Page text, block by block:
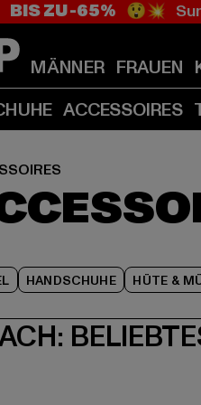
BIS ZU -65% 😲💥
MÄNNER FRAUEN
ACCESSOIRES
HANDSCHUHE HÜTE &